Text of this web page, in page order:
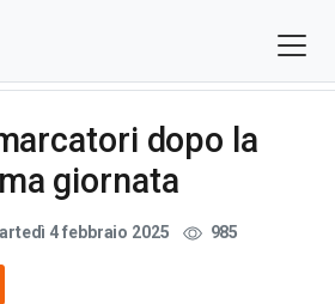
dopo la
giornata
4 febbraio 2025 985